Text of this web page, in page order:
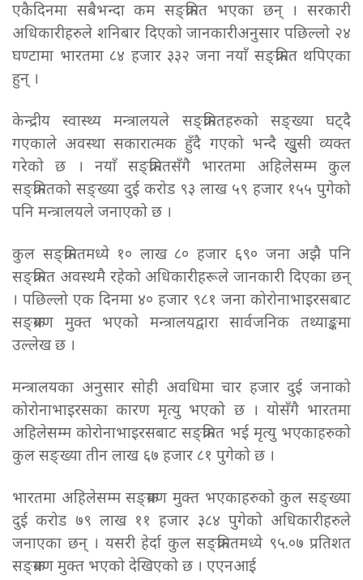
एकैदिनमा सबैभन्दा कम सङ्क्रमित भएका छन् । सरकारी
अधिकारीहरुले शनिबार दिएको जानकारीअनुसार पछिल्लो २४
घण्टामा भारतमा ८४ हजार ३३२ जना नयाँ सङ्क्रमित थपिएका
हुन् ।
केन्द्रीय स्वास्थ्य मन्त्रालयले सङ्क्रमितहरुको सङ्ख्या घट्दै
गएकाले अवस्था सकारात्मक हुँदै गएको भन्दै खुुसी व्यक्त
गरेको छ । नयाँ सङ्क्रमितसँगै भारतमा अहिलेसम्म कुल
सङ्क्रमितको सङ्ख्या दुई करोड ९३ लाख ५९ हजार १५५ पुगेको
पनि मन्त्रालयले जनाएको छ ।
कुल सङ्क्रमितमध्ये १० लाख ८० हजार ६९० जना अझै पनि
सङ्क्रमित अवस्थमै रहेको अधिकारीहरूले जानकारी दिएका छन्
। पछिल्लो एक दिनमा ४० हजार ९८१ जना कोरोनाभाइरसबाट
सङ्क्रमण मुक्त भएको मन्त्रालयद्वारा सार्वजनिक तथ्याङ्कमा
उल्लेख छ ।
मन्त्रालयका अनुसार सोही अवधिमा चार हजार दुई जनाको
कोरोनाभाइरसका कारण मृत्यु भएको छ । योसँगै भारतमा
अहिलेसम्म कोरोनाभाइरसबाट सङ्क्रमित भई मृत्यु भएकाहरुको
कुल सङ्ख्या तीन लाख ६७ हजार ८१ पुगेको छ ।
भारतमा अहिलेसम्म सङ्क्रमण मुक्त भएकाहरुको कुल सङ्ख्या
दुई करोड ७९ लाख ११ हजार ३८४ पुगेको अधिकारीहरुले
जनाएका छन् । यसरी हेर्दा कुल सङ्क्रमितमध्ये ९५.०७ प्रतिशत
सङ्क्रमण मुक्त भएको देखिएको छ । एएनआई